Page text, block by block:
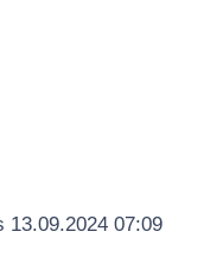
13.09.2024 07:09